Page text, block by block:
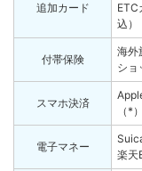
追加カード
ETC
込）
付帯保険
海外
ショ
スマホ決済
（*
電子マネー
楽天